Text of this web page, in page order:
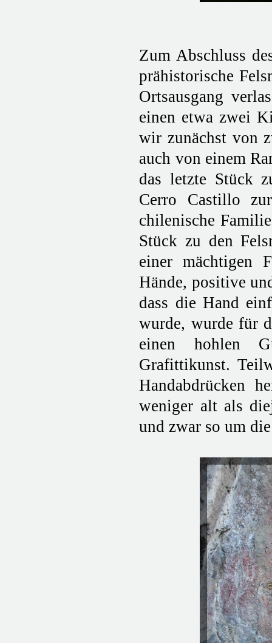
Zum Abschluss
prähistorische
Ortsausgang
einen etwa zwei
wir zunächst von
auch von einem
das letzte Stück
Cerro Castillo
chilenische
Stück zu den
einer mächtigen
Hände, positive
dass die Hand
wurde, wurde für
einen hohlen
Grafittikunst.
Handabdrücken
weniger alt als
und zwar so um